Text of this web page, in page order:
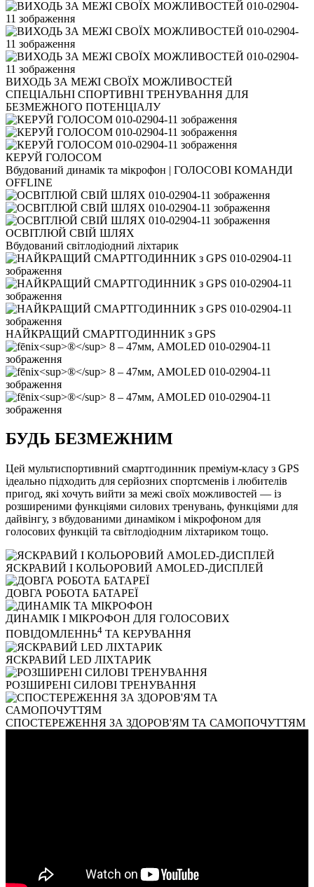
ВИХОДЬ ЗА МЕЖІ СВОЇХ МОЖЛИВОСТЕЙ
СПЕЦІАЛЬНІ СПОРТИВНІ ТРЕНУВАННЯ ДЛЯ
БЕЗМЕЖНОГО ПОТЕНЦІАЛУ
КЕРУЙ ГОЛОСОМ
Вбудований динамік та мікрофон | ГОЛОСОВІ КОМАНДИ
OFFLINE
ОСВІТЛЮЙ СВІЙ ШЛЯХ
Вбудований світлодіодний ліхтарик
НАЙКРАЩИЙ СМАРТГОДИННИК з GPS
БУДЬ БЕЗМЕЖНИМ
Цей мультиспортивний смартгодинник преміум-класу з GPS
ідеально підходить для серйозних спортсменів і любителів
пригод, які хочуть вийти за межі своїх можливостей — із
розширеними функціями силових тренувань, функціями для
дайвінгу, з вбудованими динаміком і мікрофоном для
голосових функцій та світлодіодним ліхтариком тощо.
ЯСКРАВИЙ І КОЛЬОРОВИЙ AMOLED-ДИСПЛЕЙ
ДОВГА РОБОТА БАТАРЕЇ
ДИНАМІК І МІКРОФОН ДЛЯ ГОЛОСОВИХ
ПОВІДОМЛЕННЬ4 ТА КЕРУВАННЯ
ЯСКРАВИЙ LED ЛІХТАРИК
РОЗШИРЕНІ СИЛОВІ ТРЕНУВАННЯ
СПОСТЕРЕЖЕННЯ ЗА ЗДОРОВ'ЯМ ТА САМОПОЧУТТЯМ